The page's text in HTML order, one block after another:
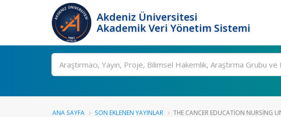
Akdeniz Üniversitesi
Akademik Veri Yönetim Sistemi
Ara
ANA SAYFA SON EKLENEN YAYINLAR THE CANCER EDUCATION NURSING